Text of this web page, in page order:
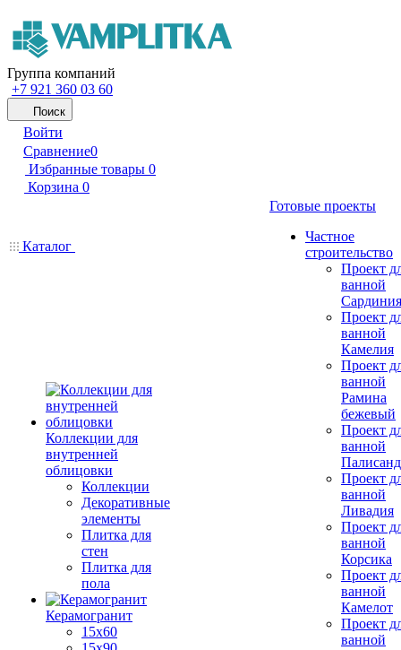
Группа компаний
+7 921 360 03 60
Поиск
Войти
Сравнение0
Избранные товары 0
Корзина 0
Каталог
Коллекции для
внутренней
облицовки
Коллекции
Декоративные
элементы
Плитка для
стен
Плитка для
пола
Керамогранит
15х60
Готовые проекты
Частное
строительство
Проект
ванной
Сардиния
Проект
ванной
Камелия
Проект
ванной
Рамина
бежевый
Проект
ванной
Проект
ванной
Ливадия
Проект
ванной
Корсика
Проект
ванной
Камелот
Проект
ванной